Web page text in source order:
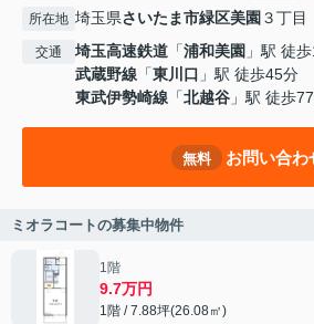
所在地 埼玉県さいたま市緑区美園 ３丁目
交通 埼玉高速鉄道 「浦和美園 」駅 徒
武蔵野線 「東川口 」駅 徒歩45分
東武伊勢崎線 「北越谷 」駅 徒歩
無料 お問い合わ
ミオラコートの募集中物件
1階
9.7万円
1階 / 7.88坪(26.08㎡)